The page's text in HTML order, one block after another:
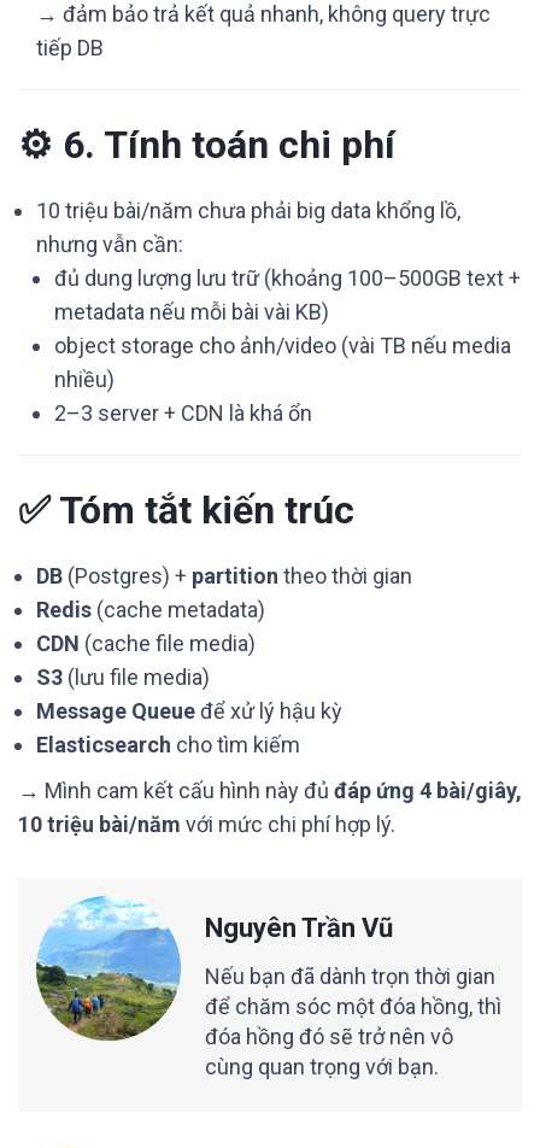
→ đảm bảo trả kết quả nhanh, không query trực
tiếp DB
⚙️ 6. Tính toán chi phí
10 triệu bài/năm chưa phải big data khổng lồ,
nhưng vẫn cần:
đủ dung lượng lưu trữ (khoảng 100–500GB text +
metadata nếu mỗi bài vài KB)
object storage cho ảnh/video (vài TB nếu media
nhiều)
2–3 server + CDN là khá ổn
✅ Tóm tắt kiến trúc
DB (Postgres) + partition theo thời gian
Redis (cache metadata)
CDN (cache file media)
S3 (lưu file media)
Message Queueđể xử lý hậu kỳ
Elasticsearch cho tìm kiếm
→ Mình cam kết cấu hình này đủ đáp ứng 4 bài/giây,
10 triệu bài/năm với mức chi phí hợp lý.
Nguyên Trần Vũ
Nếu bạn đã dành trọn thời gian
để chăm sóc một đóa hồng, thì
đóa hồng đó sẽ trở nên vô
cùng quan trọng với bạn.